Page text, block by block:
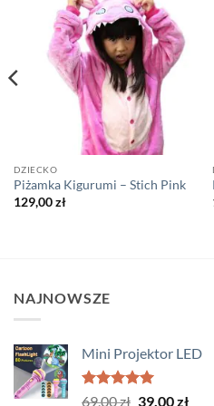
DZIECKO
Piżamka Kigurumi – Stich Pink
129,00zł
NAJNOWSZE
Mini Projektor LED
Oceniono
69,00zł Pierwotna
39,00zł